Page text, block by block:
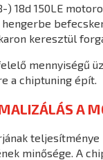
) 18d 150LE
keresztül
mennyiségű
a chiptuning épít.
A
minősége. A